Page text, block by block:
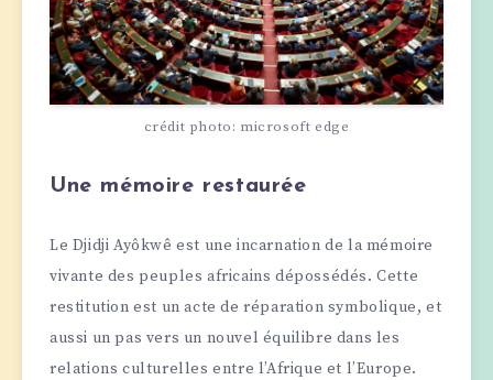
crédit photo: microsoft edge
Une mémoire restaurée
Le Djidji Ayôkwê est une incarnation de la mémoire
vivante des peuples africains dépossédés. Cette
restitution est un acte de réparation symbolique, et
aussi un pas vers un nouvel équilibre dans les
relations culturelles entre l’Afrique et l’Europe.